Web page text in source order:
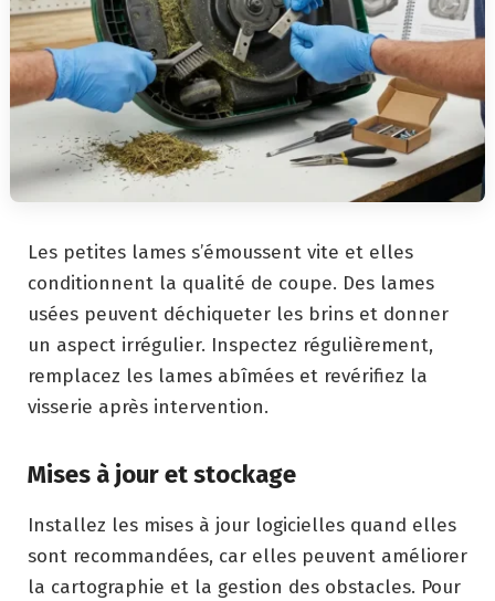
Les petites lames s’émoussent vite et elles
conditionnent la qualité de coupe. Des lames
usées peuvent déchiqueter les brins et donner
un aspect irrégulier. Inspectez régulièrement,
remplacez les lames abîmées et revérifiez la
visserie après intervention.
Mises à jour et stockage
Installez les mises à jour logicielles quand elles
sont recommandées, car elles peuvent améliorer
la cartographie et la gestion des obstacles. Pour